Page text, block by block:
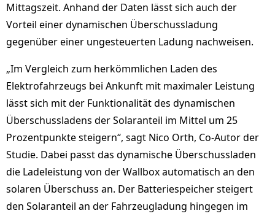
Mittagszeit. Anhand der Daten lässt sich auch der
Vorteil einer dynamischen Überschussladung
gegenüber einer ungesteuerten Ladung nachweisen.
„Im Vergleich zum herkömmlichen Laden des
Elektrofahrzeugs bei Ankunft mit maximaler Leistung
lässt sich mit der Funktionalität des dynamischen
Überschussladens der Solaranteil im Mittel um 25
Prozentpunkte steigern“, sagt Nico Orth, Co-Autor der
Studie. Dabei passt das dynamische Überschussladen
die Ladeleistung von der Wallbox automatisch an den
solaren Überschuss an. Der Batteriespeicher steigert
den Solaranteil an der Fahrzeugladung hingegen im